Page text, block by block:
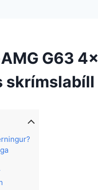
G63
skrímslabíll